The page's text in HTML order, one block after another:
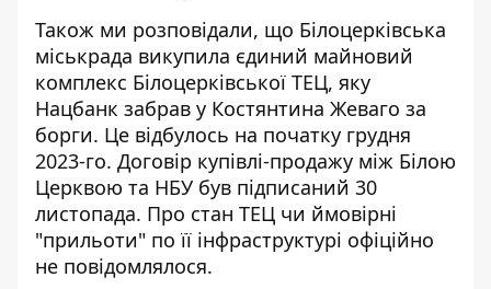
Також ми розповідали, що Білоцерківська
міськрада викупила єдиний майновий
комплекс Білоцерківської ТЕЦ, яку
Нацбанк забрав у Костянтина Жеваго за
борги. Це відбулось на початку грудня
2023-го. Договір купівлі-продажу між Білою
Церквою та НБУ був підписаний 30
листопада. Про стан ТЕЦ чи ймовірні
"прильоти" по її інфраструктурі офіційно
не повідомлялося.